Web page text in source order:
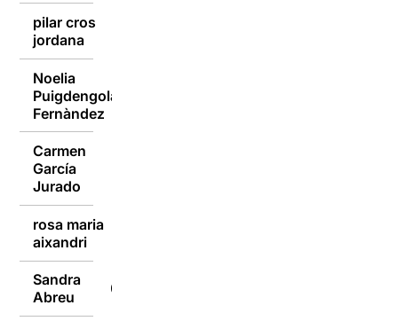
pilar cros
jordana
Noelia
Puigdengolas
Fernàndez
Carmen
García
Jurado
rosa maria
aixandri
Sandra
Abreu
08/09/2014